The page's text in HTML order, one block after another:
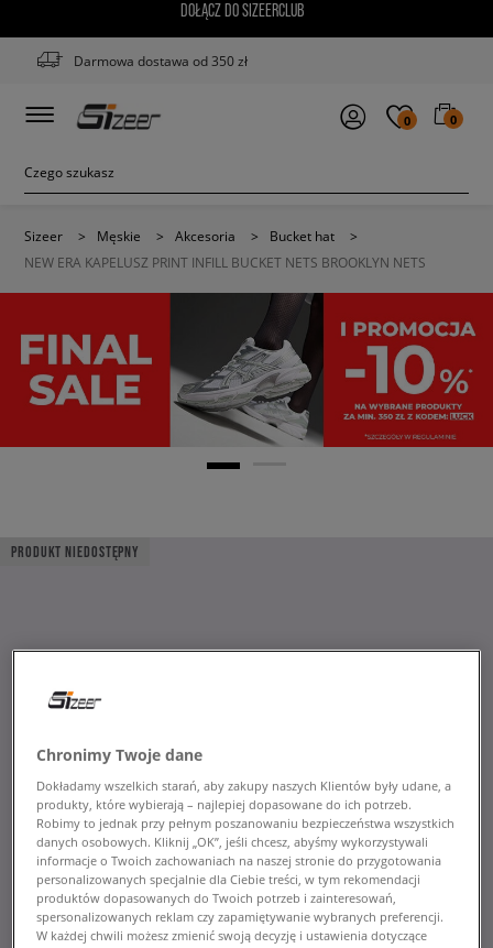
DOŁĄCZ DO SIZEERCLUB
Darmowa dostawa od 350 zł
0 0
Sizeer > Męskie > Akcesoria > Bucket hat
>
NEW ERA KAPELUSZ PRINT INFILL BUCKET NETS BROOKLYN NETS
PRODUKT NIEDOSTĘPNY
Chronimy Twoje dane
Dokładamy wszelkich starań, aby zakupy naszych Klientów były udane, a
produkty, które wybierają – najlepiej dopasowane do ich potrzeb.
Robimy to jednak przy pełnym poszanowaniu bezpieczeństwa wszystkich
danych osobowych. Kliknij „OK”, jeśli chcesz, abyśmy wykorzystywali
informacje o Twoich zachowaniach na naszej stronie do przygotowania
personalizowanych specjalnie dla Ciebie treści, w tym rekomendacji
produktów dopasowanych do Twoich potrzeb i zainteresowań,
spersonalizowanych reklam czy zapamiętywanie wybranych preferencji.
W każdej chwili możesz zmienić swoją decyzję i ustawienia dotyczące